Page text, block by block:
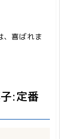
、喜ばれま
:定番